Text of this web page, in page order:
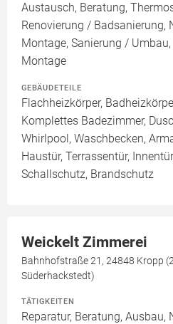
Austausch, Beratung,
Renovierung / Badsanierung,
Montage, Sanierung /
Montage
GEBÄUDETEILE
Flachheizkörper,
Komplettes Badezimmer,
Whirlpool, Waschbecken,
Haustür, Terrassentür,
Schallschutz, Brandschutz
Weickelt Zimmerei
Bahnhofstraße 21, 24848 Kropp
Süderhackstedt)
TÄTIGKEITEN
Reparatur, Beratung, Ausbau,